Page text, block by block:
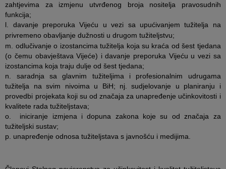
zahtjevima za izmjenu utvrđenog broja nositelja pravosudnih
funkcija;
l. davanje preporuka Vijeću u vezi sa upućivanjem tužitelja na
privremeno obavljanje dužnosti u drugom tužiteljstvu;
m. odlučivanje o izostancima tužitelja koja su kraća od šest tjedana
(o čemu obavještava Vijeće) i davanje preporuka Vijeću u vezi sa
izostancima koja traju dulje od šest tjedana;
n. saradnja sa glavnim tužiteljima i profesionalnim udrugama
tužitelja na svim nivoima u BiH; nj. sudjelovanje u planiranju i
provedbi projekata koji su od značaja za unapređenje učinkovitosti i
kvalitete rada tužiteljstava;
o. iniciranje izmjena i dopuna zakona koje su od značaja za
tužiteljski sustav;
p. unapređenje odnosa tužiteljstava s javnošću i medijima.